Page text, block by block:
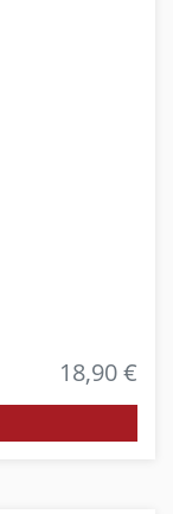
18,90 €